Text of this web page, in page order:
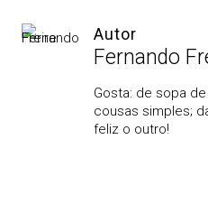
Autor
Fernando
Gosta: de sopa
cousas simples;
feliz o outro!